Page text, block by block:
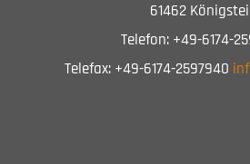
61462
Telefon: +49-6174-
Telefax: +49-6174-2597940